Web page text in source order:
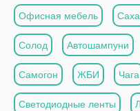
Офисная мебель
Солод Автошампуни
Самогон ЖБИ Чага
Светодиодные ленты